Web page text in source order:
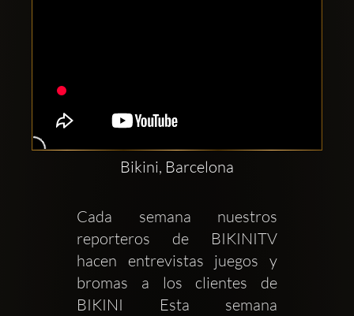
konton
Bikini, Barcelona
Cada semana nuestros
reporteros de BIKINITV
hacen entrevistas juegos y
bromas a los clientes de
BIKINI Esta semana